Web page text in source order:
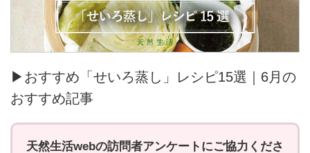
▶おすすめ「せいろ蒸し」レシピ15選｜6月の
おすすめ記事